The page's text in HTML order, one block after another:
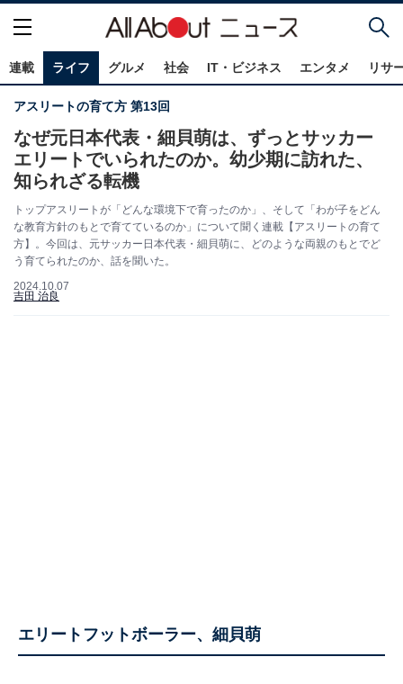
連載 ライフ グルメ 社会 IT・ビジネス エンタメ リサ
アスリートの育て方 第13回
なぜ元日本代表・細貝萌は、ずっとサッカー
エリートでいられたのか。幼少期に訪れた、
知られざる転機
トップアスリートが「どんな環境下で育ったのか」、そして「わが子をどん
な教育方針のもとで育てているのか」について聞く連載【アスリートの育て
方】。今回は、元サッカー日本代表・細貝萌に、どのような両親のもとでど
う育てられたのか、話を聞いた。
2024.10.07
吉田 治良
エリートフットボーラー、細貝萌